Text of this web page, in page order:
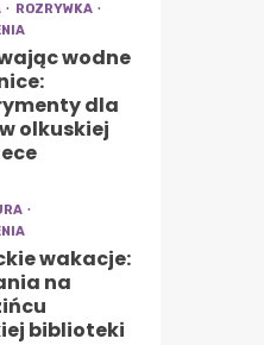
ROZRYWKA
wodne
dla
olkuskiej
wakacje:
na
biblioteki